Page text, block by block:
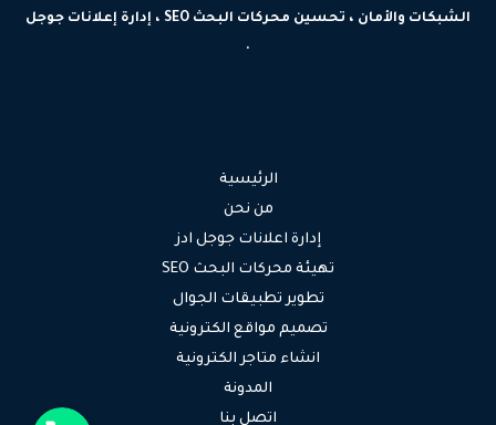
الشبكات والأمان ، تحسين محركات البحث SEO ، إدارة إعلانات جوجل
.
الرئيسية
من نحن
إدارة اعلانات جوجل ادز
تهيئة محركات البحث SEO
تطوير تطبيقات الجوال
تصميم مواقع الكترونية
انشاء متاجر الكترونية
المدونة
اتصل بنا
جوال